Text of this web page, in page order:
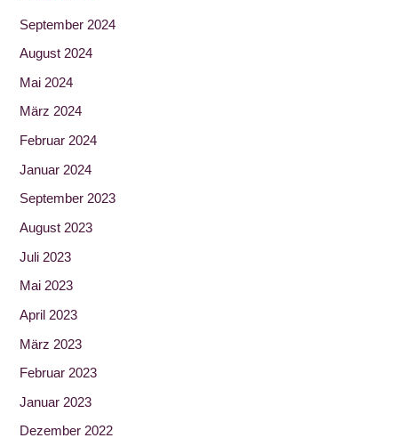
September 2024
August 2024
Mai 2024
März 2024
Februar 2024
Januar 2024
September 2023
August 2023
Juli 2023
Mai 2023
April 2023
März 2023
Februar 2023
Januar 2023
Dezember 2022